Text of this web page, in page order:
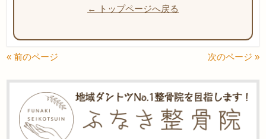
← トップページへ戻る
« 前のページ 次のページ »